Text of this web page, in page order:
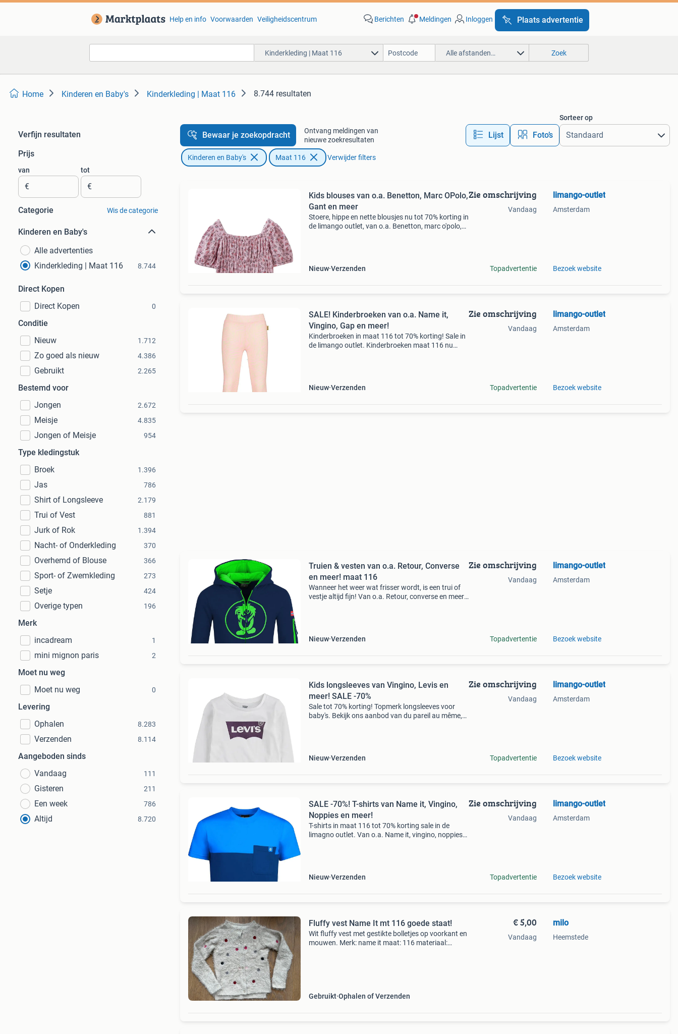
Help en info Voorwaarden Veiligheidscentrum Berichten Meldingen Inloggen Plaats advertentie
Kinderkleding | Maat 116 Alle afstanden… Zoek
Home Kinderen en Baby's Kinderkleding | Maat 116 8.744 resultaten
Verfijn resultaten
Prijs
van
€
tot
€
Categorie Wis de categorie
Kinderen en Baby's
Alle advertenties
Kinderkleding | Maat 116
8.744
Direct Kopen
Direct Kopen
0
Conditie
Nieuw
1.712
Zo goed als nieuw 4.386
Gebruikt 2.265
Bestemd voor
Jongen
2.672
Meisje 4.835
Jongen of Meisje 954
Type kledingstuk
Broek
1.396
Jas 786
Shirt of Longsleeve 2.179
Trui of Vest 881
Jurk of Rok 1.394
Nacht- of Onderkleding 370
Overhemd of Blouse 366
Sport- of Zwemkleding 273
Setje 424
Overige typen 196
Merk
incadream
1
mini mignon paris 2
Moet nu weg
Moet nu weg
0
Levering
Ophalen
8.283
Verzenden 8.114
Aangeboden sinds
Vandaag
111
Gisteren 211
Een week 786
Altijd 8.720
Bewaar je zoekopdracht
Ontvang meldingen van
nieuwe zoekresultaten
Lijst Foto’s
Sorteer op
Kinderen en Baby's Maat 116 Verwijder filters
Kids blouses van o.a. Benetton, Marc OPolo,
Gant en meer
Stoere, hippe en nette blousjes nu tot 70% korting in
de limango outlet, van o.a. Benetton, marc o'polo,
Nieuw Verzenden
Zie omschrijving
Vandaag
Topadvertentie
limango-outlet
Amsterdam
Bezoek website
SALE! Kinderbroeken van o.a. Name it,
Vingino, Gap en meer!
Kinderbroeken in maat 116 tot 70% korting! Sale in
de limango outlet. Kinderbroeken maat 116 nu
Nieuw Verzenden
Zie omschrijving
Vandaag
Topadvertentie
limango-outlet
Amsterdam
Bezoek website
Truien & vesten van o.a. Retour, Converse
en meer! maat 116
Wanneer het weer wat frisser wordt, is een trui of
vestje altijd fijn! Van o.a. Retour, converse en meer!
Nieuw Verzenden
Zie omschrijving
Vandaag
Topadvertentie
limango-outlet
Amsterdam
Bezoek website
Kids longsleeves van Vingino, Levis en
meer! SALE -70%
Sale tot 70% korting! Topmerk longsleeves voor
baby's. Bekijk ons aanbod van du pareil au même,
Nieuw Verzenden
Zie omschrijving
Vandaag
Topadvertentie
limango-outlet
Amsterdam
Bezoek website
SALE -70%! T-shirts van Name it, Vingino,
Noppies en meer!
T-shirts in maat 116 tot 70% korting sale in de
limagno outlet. Van o.a. Name it, vingino, noppies
Nieuw Verzenden
Zie omschrijving
Vandaag
Topadvertentie
limango-outlet
Amsterdam
Bezoek website
Fluffy vest Name It mt 116 goede staat!
Wit fluffy vest met gestikte bolletjes op voorkant en
mouwen. Merk: name it maat: 116 materiaal:
Gebruikt Ophalen of Verzenden
€ 5,00
Vandaag
milo
Heemstede